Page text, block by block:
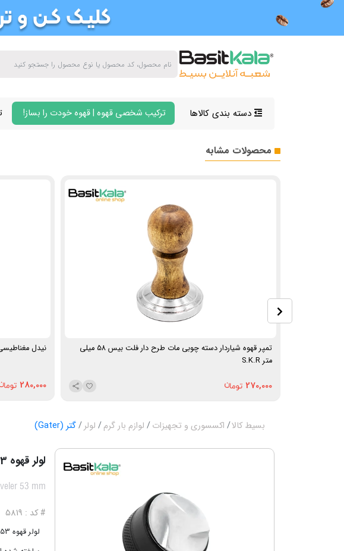
دسته بندی کالاها ترکیب شخصی قهوه | قهوه خودت را بساز!
محصولات مشابه
تمپر قهوه شیاردار دسته چوبی مات طرح دار فلت بیس 58 میلی
متر S.K.R
270,000
نیدل
280,000
بسیط کالا اکسسوری و تجهیزات لوازم بار گرم لولر گتر (Gater)
لولر قهوه 53 میلی‌متری تری انگل قابل تنظیم گتر
53 mm
# کد : 5819
لولر قهوه 53 میلی‌متری قابل تنظیم برند گتر